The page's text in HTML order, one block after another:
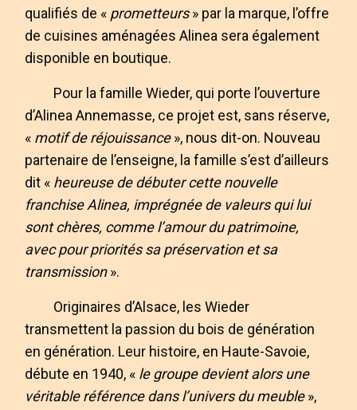
qualifiés de « prometteurs» par la marque, l’offre
de cuisines aménagées Alinea sera également
disponible en boutique.
Pour la famille Wieder, qui porte l’ouverture
d’Alinea Annemasse, ce projet est, sans réserve,
« motif de réjouissance», nous dit-on. Nouveau
partenaire de l’enseigne, la famille s’est d’ailleurs
dit « heureuse de débuter cette nouvelle
franchise Alinea, imprégnée de valeurs qui lui
sont chères, comme l’amour du patrimoine,
avec pour priorités sa préservation et sa
transmission».
Originaires d’Alsace, les Wieder
transmettent la passion du bois de génération
en génération. Leur histoire, en Haute-Savoie,
débute en 1940, « le groupe devient alors une
véritable référence dans l’univers du meuble»,